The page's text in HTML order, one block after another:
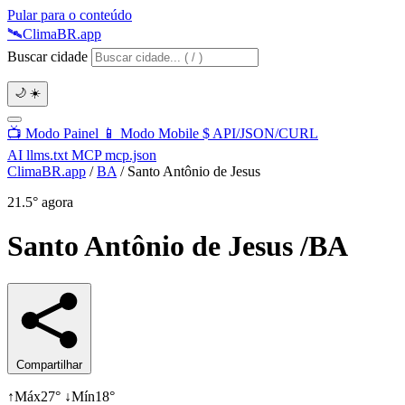
Pular para o conteúdo
🛰️ClimaBR.app
Buscar cidade
🌙 ☀️
📺 Modo Painel 📱 Modo Mobile $ API/JSON/CURL
AI llms.txt MCPmcp.json
ClimaBR.app / BA / Santo Antônio de Jesus
21.5° agora
Santo Antônio de Jesus/BA
Compartilhar
↑Máx27° ↓Mín18°